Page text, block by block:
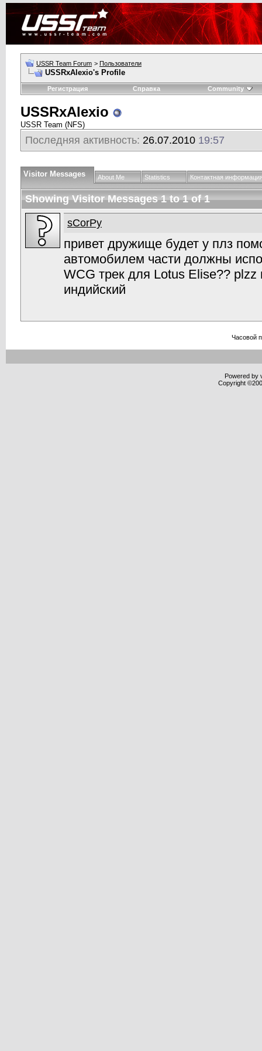
USSR Team Forum > Пользователи
USSRxAlexio's Profile
Регистрация Справка Community
USSRxAlexio
USSR Team (NFS)
Последняя активность: 26.07.2010 19:57
Visitor Messages About Me Statistics Контактная
Showing Visitor Messages 1 to1of1
sCorPy
привет дружище будет у плз
автомобилем части должны
WCG трек для Lotus Elise??
индийский
Часовой
Powered by
Copyright